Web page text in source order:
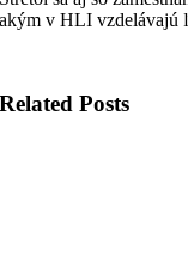
akým v HLI vzdelávajú
Related Posts